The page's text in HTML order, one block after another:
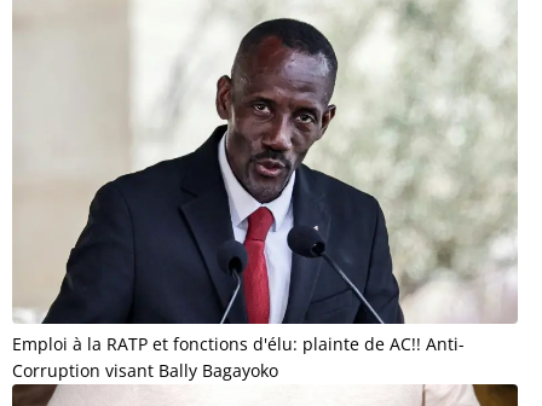
Emploi à la RATP et fonctions d'élu: plainte de AC!! Anti-
Corruption visant Bally Bagayoko